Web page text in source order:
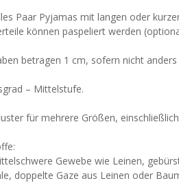
Paar Pyjamas mit langen oder
können paspeliert werden
betragen 1 cm, sofern nicht anders
– Mittelstufe.
für mehrere Größen,
Gewebe wie Leinen,
doppelte Gaze aus Leinen oder